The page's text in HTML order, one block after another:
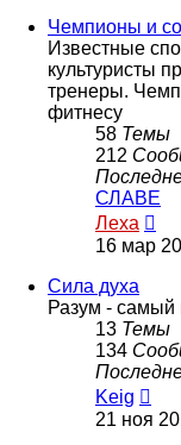
Чемпионы и
Известные
культуристы
тренеры.
фитнесу
58 Темы
212
СЛАВЕ
Леха
к
16 мар
Сила духа
Разум -
13 Темы
134
Keig
к
21 ноя